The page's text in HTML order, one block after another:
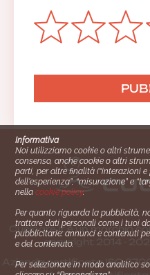
Cucinare.it è un marchio
copyright 2014 -
Azienda certiﬁcata ISO
Informativa
Noi utilizziamo cookie o altri
consenso, anche cookie o altri
parti, per altre finalità (“interazioni
dell'esperienza”, “misurazione” e
nellacookie policy.
Per quanto riguarda la pubblicità,
trattare dati personali come i tuoi
pubblicitarie: annunci e contenuti
e del contenuto.
Per selezionare in modo analitico